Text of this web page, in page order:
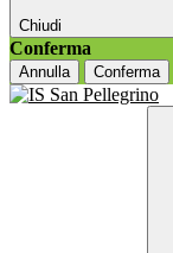
Chiudi
Conferma
Annulla Conferma